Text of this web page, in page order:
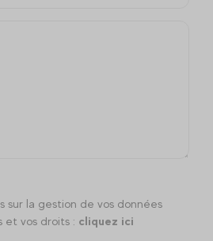
sur la gestion de vos données
et vos droits : cliquez ici